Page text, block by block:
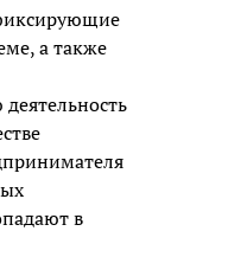
а также
в